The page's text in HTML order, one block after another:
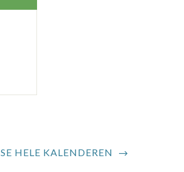
SE HELE KALENDEREN